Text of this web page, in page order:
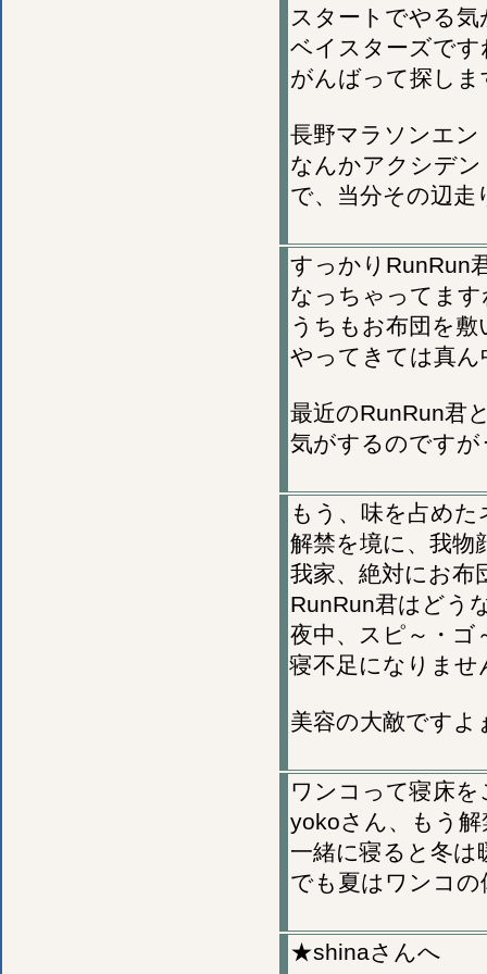
スタートでやる
ベイスターズです
がんばって探しま
長野マラソンエン
なんかアクシデ
で、当分その辺走
すっかりRunRun
なっちゃってます
うちもお布団を
やってきては真
最近のRunRun君
気がするのですが
もう、味を占めた
解禁を境に、我物
我家、絶対にお布
RunRun君はどう
夜中、スピ～・ゴ
寝不足になりませ
美容の大敵ですよ
ワンコって寝床
yokoさん、もう
一緒に寝ると冬
でも夏はワンコ
★shinaさんへ